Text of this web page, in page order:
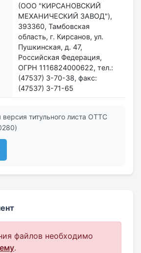
(ООО "КИРСАНОВСКИЙ
МЕХАНИЧЕСКИЙ ЗАВОД"),
393360, Тамбовская
область, г. Кирсанов, ул.
Пушкинская, д. 47,
Российская Федерация,
ОГРН 1116824000622, тел.:
(47537) 3-70-38, факс:
(47537) 3-71-65
версия титульного листа ОТТС
файлов необходимо
.